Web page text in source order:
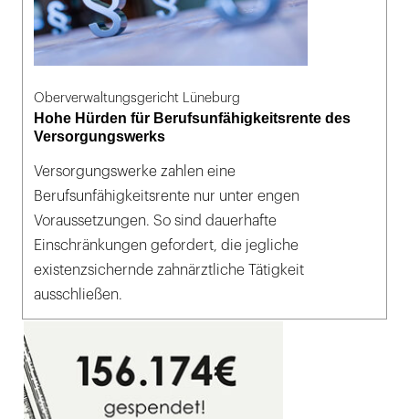
Oberverwaltungsgericht Lüneburg
Hohe Hürden für Berufsunfähigkeitsrente des
Versorgungswerks
Versorgungswerke zahlen eine
Berufsunfähigkeitsrente nur unter engen
Voraussetzungen. So sind dauerhafte
Einschränkungen gefordert, die jegliche
existenzsichernde zahnärztliche Tätigkeit
ausschließen.